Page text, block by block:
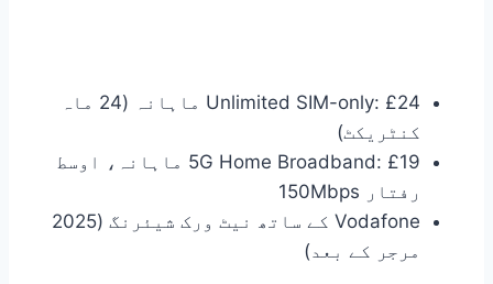
Unlimited SIM-only: £24 ماہانہ (24 ماہ
کنٹریکٹ)
5G Home Broadband: £19 ماہانہ، اوسط
رفتار 150Mbps
Vodafone کے ساتھ نیٹ ورک شیئرنگ (2025
مرجر کے بعد)